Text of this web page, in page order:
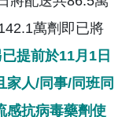
萬劑即已將
提前於11月1日
家人/同事/同班同
感抗病毒藥劑使